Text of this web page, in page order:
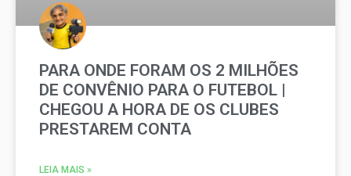
PARA ONDE FORAM OS 2 MILHÕES
DE CONVÊNIO PARA O FUTEBOL |
CHEGOU A HORA DE OS CLUBES
PRESTAREM CONTA
LEIA MAIS »